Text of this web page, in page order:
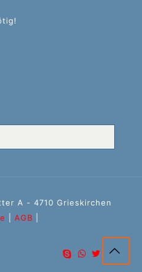
A - 4710 Grieskirchen
AGB